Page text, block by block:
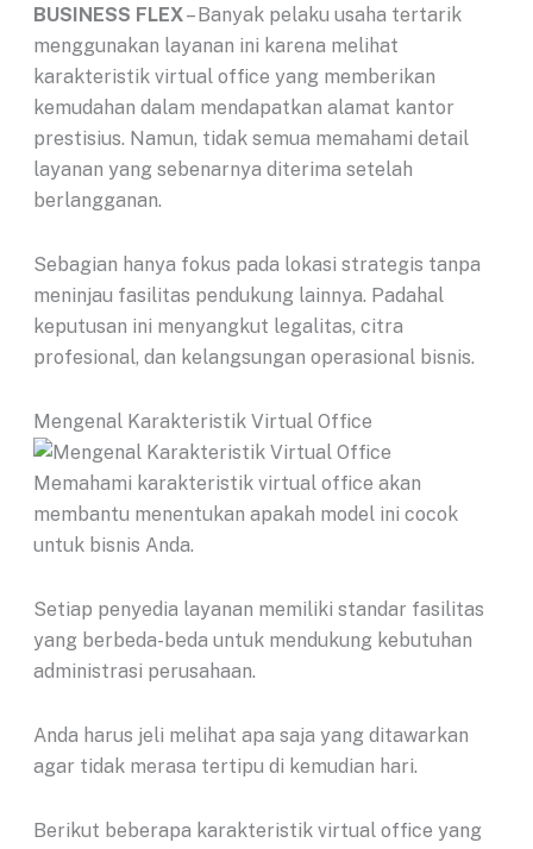
BUSINESS FLEX– Banyak pelaku usaha tertarik
menggunakan layanan ini karena melihat
karakteristik virtual office yang memberikan
kemudahan dalam mendapatkan alamat kantor
prestisius. Namun, tidak semua memahami detail
layanan yang sebenarnya diterima setelah
berlangganan.
Sebagian hanya fokus pada lokasi strategis tanpa
meninjau fasilitas pendukung lainnya. Padahal
keputusan ini menyangkut legalitas, citra
profesional, dan kelangsungan operasional bisnis.
Mengenal Karakteristik Virtual Office
Memahami karakteristik virtual office akan
membantu menentukan apakah model ini cocok
untuk bisnis Anda.
Setiap penyedia layanan memiliki standar fasilitas
yang berbeda-beda untuk mendukung kebutuhan
administrasi perusahaan.
Anda harus jeli melihat apa saja yang ditawarkan
agar tidak merasa tertipu di kemudian hari.
Berikut beberapa karakteristik virtual office yang